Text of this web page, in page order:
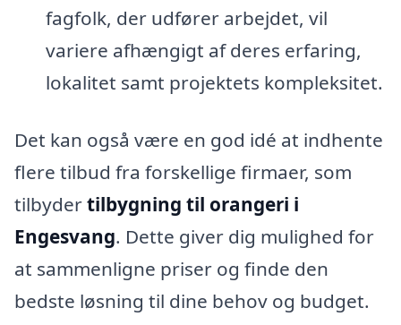
fagfolk, der udfører arbejdet, vil
variere afhængigt af deres erfaring,
lokalitet samt projektets kompleksitet.
Det kan også være en god idé at indhente
flere tilbud fra forskellige firmaer, som
tilbydertilbygning til orangeri i
Engesvang. Dette giver dig mulighed for
at sammenligne priser og finde den
bedste løsning til dine behov og budget.